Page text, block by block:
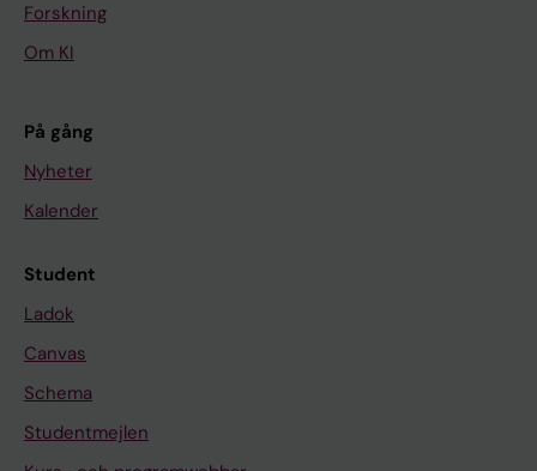
Forskning
Om KI
På gång
Nyheter
Kalender
Student
Ladok
Canvas
Schema
Studentmejlen